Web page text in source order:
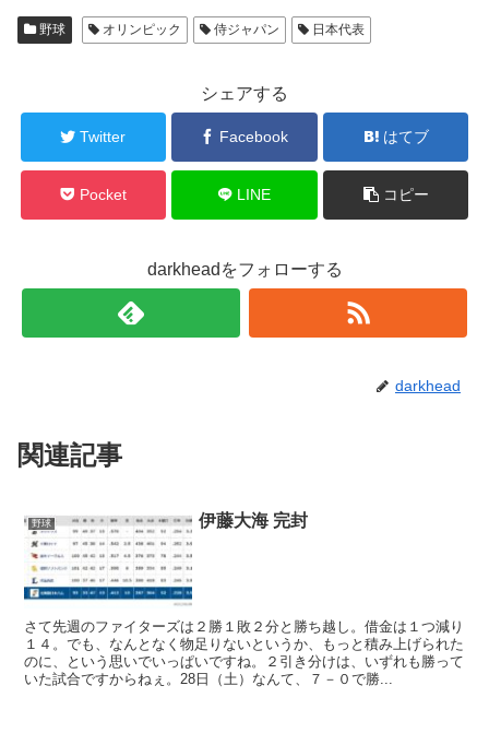
野球 オリンピック 侍ジャパン 日本代表
シェアする
Twitter Facebook はてブ
Pocket LINE コピー
darkheadをフォローする
darkhead
関連記事
野球 伊藤大海 完封
さて先週のファイターズは２勝１敗２分と勝ち越し。借金は１つ減り
１４。でも、なんとなく物足りないというか、もっと積み上げられた
のに、という思いでいっぱいですね。２引き分けは、いずれも勝って
いた試合ですからねぇ。28日（土）なんて、７－０で勝...